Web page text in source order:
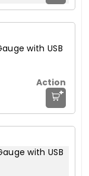
with USB
+
with USB